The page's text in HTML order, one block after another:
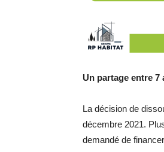
Un partage entre 7
La décision de
décembre 2021.
demandé de